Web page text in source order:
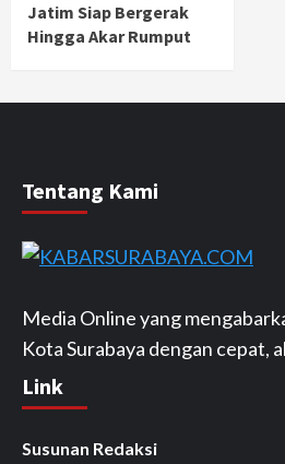
Jatim Siap Bergerak
Hingga Akar Rumput
Tentang Kami
Media Online yang
Kota Surabaya dengan cepat,
Link
Susunan Redaksi